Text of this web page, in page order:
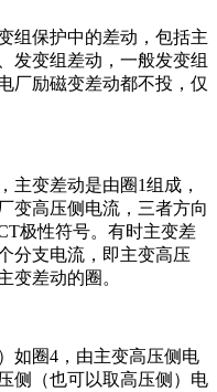
组保护中的差动，包括主
发变组差动，一般发变组
厂励磁变差动都不投，仅
主变差动是由圈1组成，
变高压侧电流，三者方向
极性符号。有时主变差
分支电流，即主变高压
变差动的圈。
如圈4，由主变高压侧电
侧（也可以取高压侧）电